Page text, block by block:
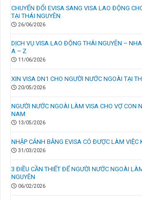
CHUYỂN ĐỔI EVISA SANG VISA LAO ĐỘNG
TẠI THÁI NGUYÊN
26/06/2026
DỊCH VỤ VISA LAO ĐỘNG THÁI NGUYÊN –
A – Z
11/06/2026
XIN VISA DN1 CHO NGƯỜI NƯỚC NGOÀI TẠI
20/05/2026
NGƯỜI NƯỚC NGOÀI LÀM VISA CHO VỢ CON
NAM
13/05/2026
NHẬP CẢNH BẰNG EVISA CÓ ĐƯỢC LÀM VIỆC
31/03/2026
3 ĐIỀU CẦN THIẾT ĐỂ NGƯỜI NƯỚC NGOÀI
NGUYÊN
06/02/2026